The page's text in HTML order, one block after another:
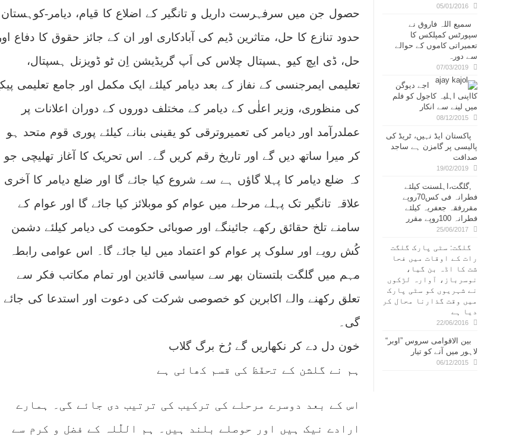
حصول جن میں سرفہرست داریل و تانگیر کے اضلاع کا قیام، دیامر-کوہستان
حدود تنازع کا حل، متاثرین ڈیم کی آبادکاری اور ان کے جائز حقوق کا دفاع
حل، ڈی ایچ کیو ہسپتال چلاس کی اَپ گریڈیشن اِن ٹو ڈویزنل ہسپتال،
تعلیمی ایمرجنسی کے نفاز کے بعد دیامر کیلئے ایک مکمل اور جامع تعلیمی
کی منظوری، وزیر اعلٰی کے دیامر کے مختلف دوروں کے دوران اعلانات پر
عملدرآمد اور دیامر کی تعمیروترقی کو یقینی بنانے کیلئے پوری قوم متحد ہو
کر میرا ساتھ دیں گے اور تاریخ رقم کریں گے۔ اس تحریک کا آغاز تھلیچی جو
کہ ضلع دیامر کا پہلا گاؤں ہے سے شروع کیا جائے گا اور ضلع دیامر کا آخری
علاقہ تانگیر تک پہلے مرحلے میں عوام کو موبلائز کیا جائے گا اور عوام کے
سامنے تلخ حقائق رکھے جائینگے اور صوبائی حکومت کی دیامر کیلئے دشمن
کُش رویے اور سلوک پر عوام کو اعتماد میں لیا جائے گا۔ اس عوامی رابطہ
مہم میں گلگت بلتستان بھر سے سیاسی قائدین اور تمام مکاتب فکر سے
تعلق رکھنے والے اکابرین کو خصوصی شرکت کی دعوت اور استدعا کی جائے
گی۔
خون دل دے کر نکھاریں گے رُخ برگ گلاب
ہم نے گلشن کے تحفّظ کی قسم کھائی ہے
اس کے بعد دوسرے مرحلے کی ترکیب کی ترتیب دی جائے گی۔ ہمارے
ارادے نیک ہیں اور حوصلے بلند ہیں۔ ہم اللّٰلہ کے فضل و کرم سے
05/01/2016
سمیع اللہ فاروق نے
سپورٹس کمپلکس کا
تعمیراتی کاموں کے حوالے
سے دورہ
07/03/2019
اجے دیوگن
کااپنی اہلیہ کاجول کو فلم
میں لینے سے انکار
08/12/2015
پاکستان ایڈ نہیں، ٹریڈ کی
پالیسی پر گامزن ہے ساجد
صداقت
19/02/2019
,گلگت،اہلسنت کیلئے
فطرانہ فی کس70روپے
مقررفقہ جعفریہ کیلئے
فطرانہ 100روپے مقرر
25/06/2017
گلگت: سٹی پارک گلگت
رات کے اوقات میں فحا
شت کا اڈہ بن گیا،
نوسرباز، آوارہ لڑکوں
نے شہریوں کو سٹی پارک
میں وقت گذارنا محال کر
دیا ہے
22/06/2016
بین الاقوامی سروس ”اوبر“
لاہور میں آنے کو تیار
06/12/2015